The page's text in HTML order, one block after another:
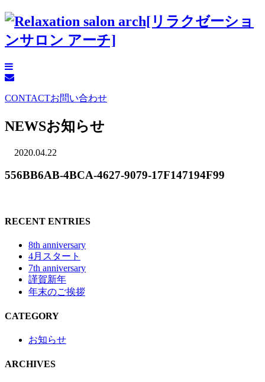
CONTACTお問い合わせ
NEWSお知らせ
2020.04.22
556BB6AB-4BCA-4627-9079-17F147194F99
RECENT ENTRIES
8th anniversary
4月スタート
7th anniversary
謹賀新年
年末のご挨拶
CATEGORY
お知らせ
ARCHIVES